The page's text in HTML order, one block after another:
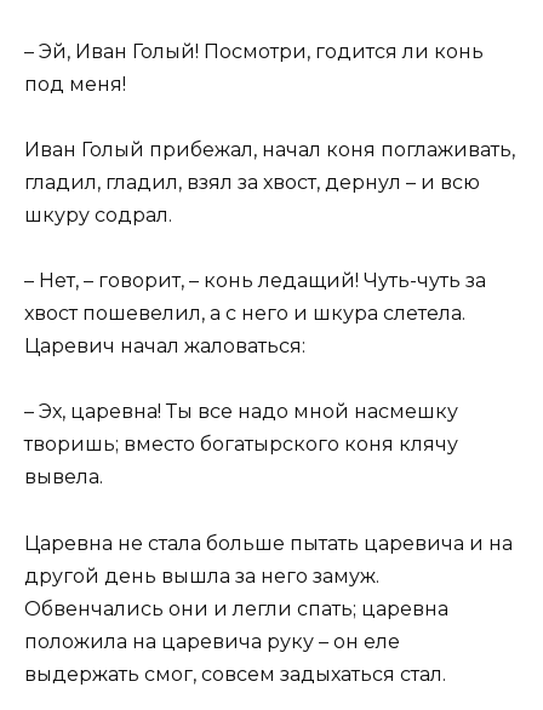
– Эй, Иван Голый! Посмотри, годится ли конь
под меня!
Иван Голый прибежал, начал коня поглаживать,
гладил, гладил, взял за хвост, дернул – и всю
шкуру содрал.
– Нет, – говорит, – конь ледащий! Чуть-чуть за
хвост пошевелил, а с него и шкура слетела.
Царевич начал жаловаться:
– Эх, царевна! Ты все надо мной насмешку
творишь; вместо богатырского коня клячу
вывела.
Царевна не стала больше пытать царевича и на
другой день вышла за него замуж.
Обвенчались они и легли спать; царевна
положила на царевича руку – он еле
выдержать смог, совсем задыхаться стал.